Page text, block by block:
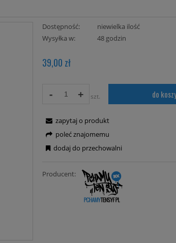
Dostępność:
niewielka ilość
Wysyłka w:
48 godzin
39,00 zł
- + szt. do
Producent:
zapytaj o produkt
poleć znajomemu
dodaj do przechowalni